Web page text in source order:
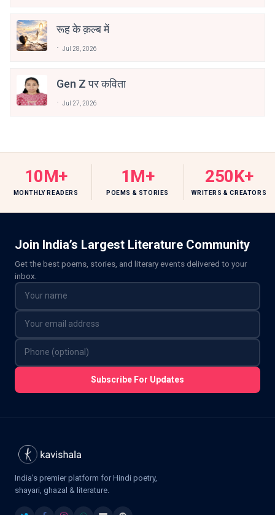
रूह के क़ल्ब में
Jul 28, 2026
Gen Z पर कविता
Jul 27, 2026
10M+
MONTHLY READERS
1M+
POEMS & STORIES
250K+
WRITERS & CREATORS
Join India’s Largest Literature Community
Get the best poems, stories, and literary events delivered to your
inbox.
Subscribe For Updates
India's premier platform for Hindi poetry,
shayari, ghazal & literature.